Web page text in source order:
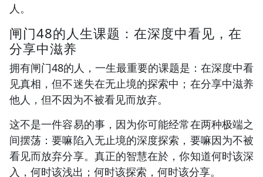
人。
闸门48的人生课题：在深度中看见，在
分享中滋养
拥有闸门48的人，一生最重要的课题是：在深度中看
见真相，但不迷失在无止境的探索中；在分享中滋养
他人，但不因为不被看见而放弃。
这不是一件容易的事，因为你可能经常在两种极端之
间摆荡：要嘛陷入无止境的深度探索，要嘛因为不被
看见而放弃分享。真正的智慧在於，你知道何时该深
入，何时该浅出；何时该探索，何时该分享。